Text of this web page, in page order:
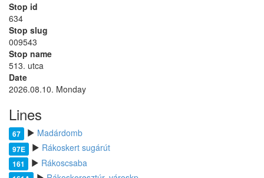
Stop id
634
Stop slug
009543
Stop name
513. utca
Date
2026.08.10. Monday
Lines
67 Madárdomb
97E Rákoskert sugárút
161 Rákoscsaba